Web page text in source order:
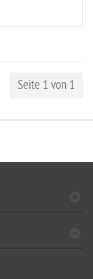
Seite 1 von 1